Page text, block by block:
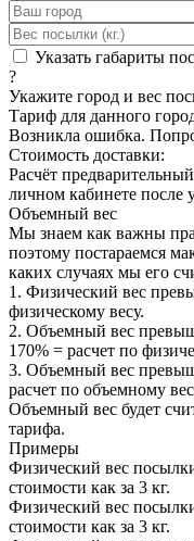
Указать габариты
?
Укажите город и вес
Тариф для данного
Возникла ошибка.
Стоимость доставки:
Расчёт
личном кабинете после
Объемный вес
Мы знаем как важны
поэтому постараемся
каких случаях мы его
1. Физический вес
физическому весу.
2. Объемный вес
170% = расчет по
3. Объемный вес
расчет по объемному
Объемный вес будет
тарифа.
Примеры
Физический вес
стоимости как за 3 кг.
Физический вес
стоимости как за 3 кг.